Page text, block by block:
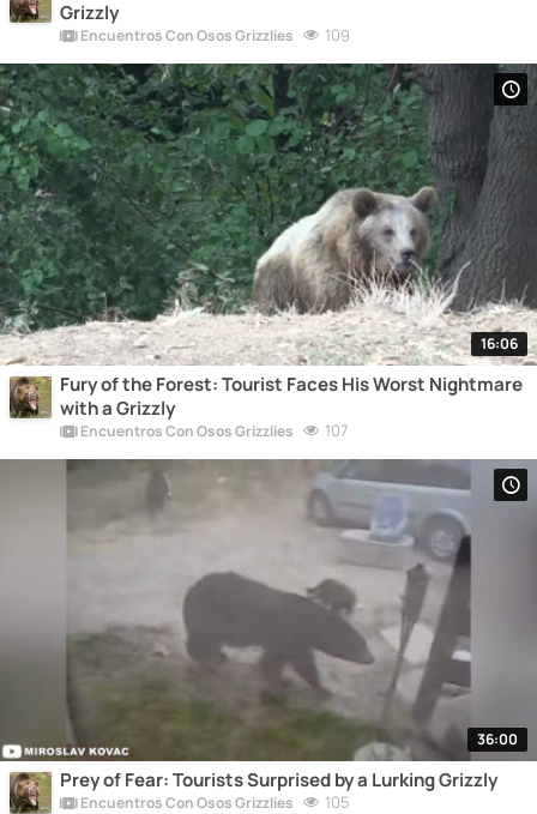
Grizzly
Encuentros Con Osos Grizzlies 109
16:06
Fury of the Forest: Tourist Faces His Worst Nightmare
with a Grizzly
Encuentros Con Osos Grizzlies 107
36:00
Prey of Fear: Tourists Surprised by a Lurking Grizzly
Encuentros Con Osos Grizzlies 105